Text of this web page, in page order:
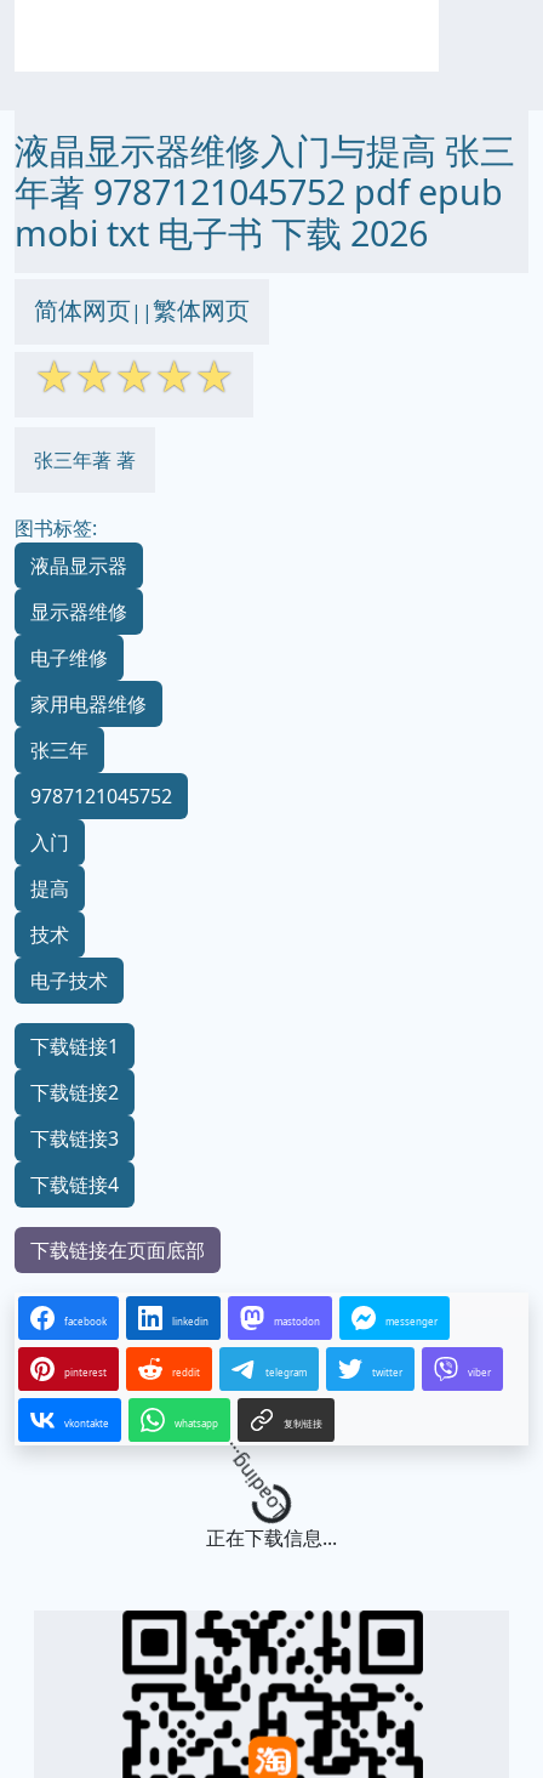
液晶显示器维修入门与提高 张三
年著 9787121045752 pdf epub
mobi txt 电子书 下载 2026
简体网页||繁体网页
☆☆☆☆☆
张三年著 著
图书标签:
液晶显示器
显示器维修
电子维修
家用电器维修
张三年
9787121045752
入门
提高
技术
电子技术
下载链接1
下载链接2
下载链接3
下载链接4
下载链接在页面底部
facebook linkedin mastodon messenger
pinterest reddit telegram twitter viber
vkontakte whatsapp 复制链接
Loading...
正在下载信息...